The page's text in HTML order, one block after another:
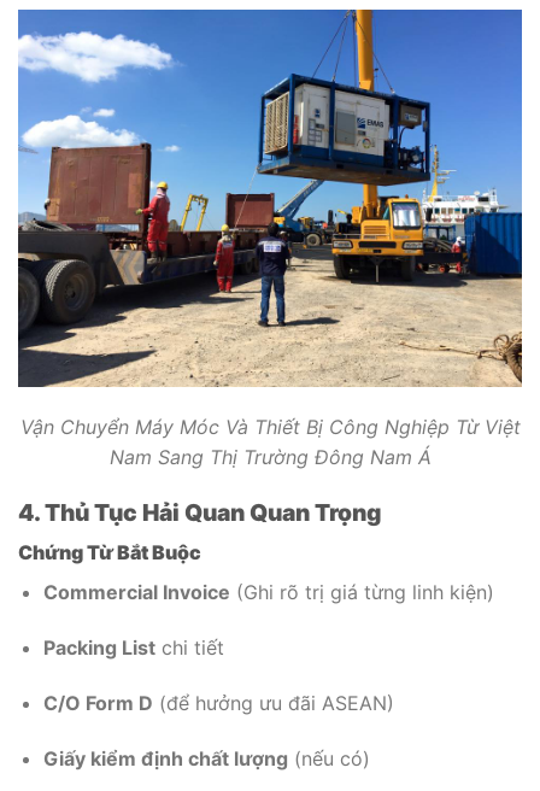
Vận Chuyển Máy Móc Và Thiết Bị Công Nghiệp Từ Việt
Nam Sang Thị Trường Đông Nam Á
4. Thủ Tục Hải Quan Quan Trọng
Chứng Từ Bắt Buộc
Commercial Invoice (Ghi rõ trị giá từng linh kiện)
Packing Listchi tiết
C/O Form D (để hưởng ưu đãi ASEAN)
Giấy kiểm định chất lượng (nếu có)